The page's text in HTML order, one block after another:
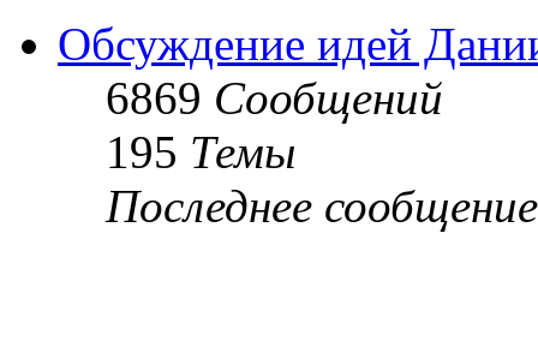
Обсуждение идей
6869 Сообщений
195 Темы
Последнее сообщение